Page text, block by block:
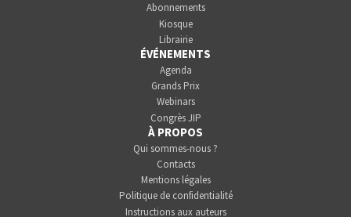
Abonnements
Kiosque
Librairie
ÉVÉNEMENTS
Agenda
Grands Prix
Webinars
Congrès JIP
À PROPOS
Qui sommes-nous ?
Contacts
Mentions légales
Politique de confidentialité
Instructions aux auteurs